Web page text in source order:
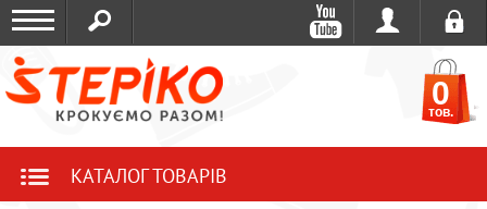
0
тов.
КАТАЛОГ ТОВАРІВ